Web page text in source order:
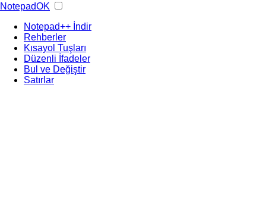
NotepadOK
Notepad++ İndir
Rehberler
Kısayol Tuşları
Düzenli İfadeler
Bul ve Değiştir
Satırlar